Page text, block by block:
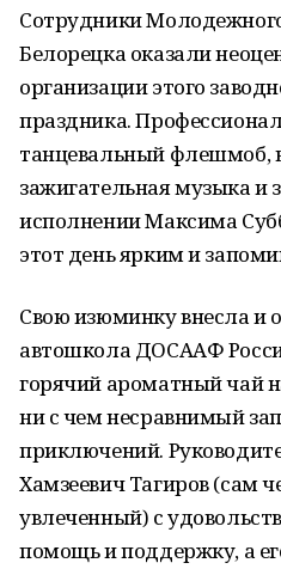
Сотрудники
Белорецка оказали
организации этого
праздника.
танцевальный флешмоб,
зажигательная музыка и
исполнении Максима
этот день ярким и
Свою изюминку внесла и
автошкола ДОСААФ
горячий ароматный чай
ни с чем несравнимый
приключений.
Хамзеевич Тагиров (сам
увлеченный) с
помощь и поддержку, а